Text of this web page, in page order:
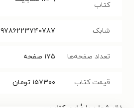
کتاب
شابک ۹۷۸۶۲۲۳۷۴۰۷۸۷
تعداد صفحه‌ها ۱۷۵ صفحه
قیمت کتاب ۱۵۷۳۰۰ تومان